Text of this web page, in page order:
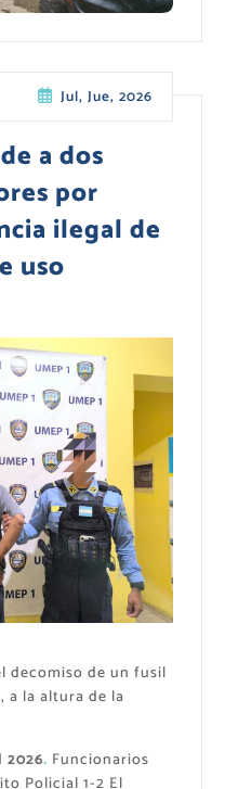
Jul, Jue, 2026
a dos
por
ilegal de
uso
decomiso de un fusil
a la altura de la
. Funcionarios
Policial 1-2 El